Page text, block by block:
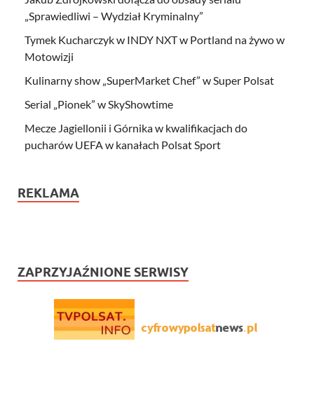
„Sprawiedliwi – Wydział Kryminalny”
Tymek Kucharczyk w INDY NXT w Portland na żywo w
Motowizji
Kulinarny show „SuperMarket Chef” w Super Polsat
Serial „Pionek” w SkyShowtime
Mecze Jagiellonii i Górnika w kwalifikacjach do
pucharów UEFA w kanałach Polsat Sport
REKLAMA
ZAPRZYJAŹNIONE SERWISY